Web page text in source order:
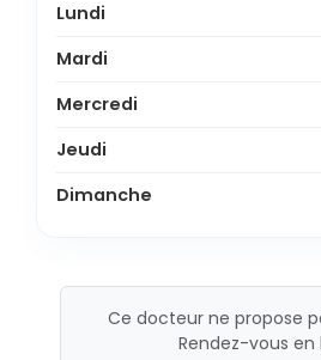
Lundi
Mardi
Mercredi
Jeudi
Dimanche
Ce docteur ne propose
Rendez-vous en